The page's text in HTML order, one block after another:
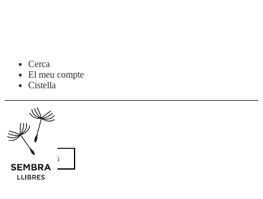
Salta
navegació
contingut
Cerca
El meu compte
Cistella
Menú